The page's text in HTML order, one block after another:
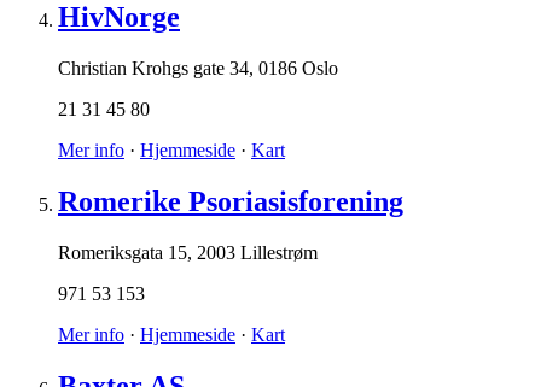
HivNorge
Christian Krohgs gate 34, 0186 Oslo
21 31 45 80
Mer info · Hjemmeside · Kart
Romerike Psoriasisforening
Romeriksgata 15, 2003 Lillestrøm
971 53 153
Mer info · Hjemmeside · Kart